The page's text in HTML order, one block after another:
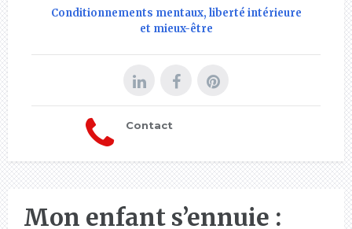
Conditionnements mentaux, liberté intérieure
et mieux-être
Contact
Mon enfant s’ennuie :